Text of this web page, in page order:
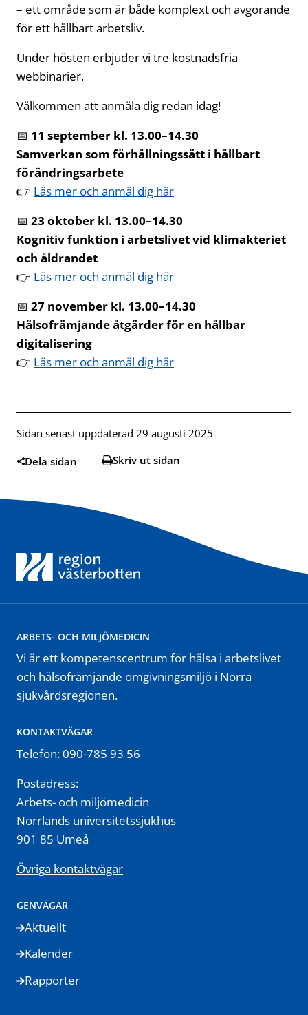
– ett område som är både komplext och avgörande
för ett hållbart arbetsliv.
Under hösten erbjuder vi tre kostnadsfria
webbinarier.
Välkommen att anmäla dig redan idag!
📅 11 september kl. 13.00–14.30
Samverkan som förhållningssätt i hållbart
förändringsarbete
👉 Läs mer och anmäl dig här
📅 23 oktober kl. 13.00–14.30
Kognitiv funktion i arbetslivet vid klimakteriet
och åldrandet
👉 Läs mer och anmäl dig här
📅 27 november kl. 13.00–14.30
Hälsofrämjande åtgärder för en hållbar
digitalisering
👉 Läs mer och anmäl dig här
Sidan senast uppdaterad 29 augusti 2025
Dela sidan Skriv ut sidan
ARBETS- OCH MILJÖMEDICIN
Vi är ett kompetenscentrum för hälsa i arbetslivet
och hälsofrämjande omgivningsmiljö i Norra
sjukvårdsregionen.
KONTAKTVÄGAR
Telefon: 090-785 93 56
Postadress:
Arbets- och miljömedicin
Norrlands universitetssjukhus
901 85 Umeå
Övriga kontaktvägar
GENVÄGAR
Aktuellt
Kalender
Rapporter